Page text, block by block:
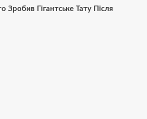
Зробив Гігантське Тату Після